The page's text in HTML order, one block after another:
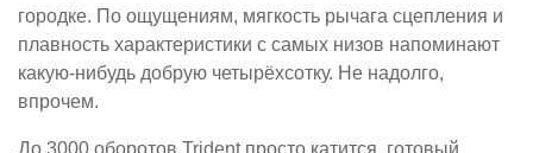
городке. По ощущениям, мягкость рычага сцепления и
плавность характеристики с самых низов напоминают
какую-нибудь добрую четырёхсотку. Не надолго,
впрочем.